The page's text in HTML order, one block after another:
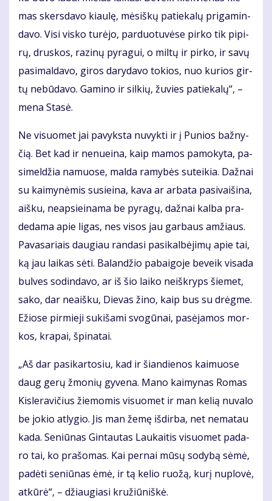
mas skers­da­vo kiau­lę, mė­siš­kų pa­tie­ka­lų pri­ga­min­
da­vo. Vi­si vis­ko tu­rė­jo, par­duo­tu­vė­se pir­ko tik pi­pi­
rų, drus­kos, ra­zi­nų py­ra­gui, o mil­tų ir pir­ko, ir sa­vų
pa­si­mal­da­vo, gi­ros da­ry­da­vo to­kios, nuo ku­rios gir­
tų ne­bū­da­vo. Ga­mi­no ir sil­kių, žu­vies pa­tie­ka­lų“, –
me­na Sta­sė.
Ne vi­suo­met jai pa­vyks­ta nu­vyk­ti ir į Pu­nios baž­ny­
čią. Bet kad ir ne­nu­ei­na, kaip ma­mos pa­mo­ky­ta, pa­
si­mel­džia na­muo­se, mal­da ra­my­bės su­tei­kia. Daž­nai
su kai­my­nė­mis su­si­ei­na, ka­va ar ar­ba­ta pa­si­vai­ši­na,
aiš­ku, neap­si­ei­na­ma be py­ra­gų, daž­nai kal­ba pra­
de­da­ma apie li­gas, nes vi­sos jau gar­baus am­žiaus.
Pa­va­sa­riais dau­giau ran­da­si pa­si­kal­bė­ji­mų apie tai,
ką jau lai­kas sė­ti. Ba­lan­džio pa­bai­go­je be­veik vi­sa­da
bul­ves so­din­da­vo, ar iš šio lai­ko ne­iš­kryps šie­met,
sa­ko, dar ne­aiš­ku, Die­vas ži­no, kaip bus su drėg­me.
Ežio­se pir­mie­ji su­ki­ša­mi svo­gū­nai, pa­sė­ja­mos mor­
kos, kra­pai, špi­na­tai.
„Aš dar pa­si­kar­to­siu, kad ir šian­die­nos kai­muo­se
daug ge­rų žmo­nių gy­ve­na. Ma­no kai­my­nas Ro­mas
Kis­le­ra­vi­čius žie­mo­mis vi­suo­met ir man ke­lią nu­va­lo
be jo­kio at­ly­gio. Jis man že­mę iš­dir­ba, net ne­ma­tau
ka­da. Se­niū­nas Gin­tau­tas Lau­kai­tis vi­suo­met pa­da­
ro tai, ko pra­šo­mas. Kai per­nai mū­sų so­dy­bą sė­mė,
pa­dė­ti se­niū­nas ėmė, ir tą ke­lio ruo­žą, ku­rį nu­plo­vė,
at­kū­rė“, – džiau­gia­si kru­žiū­niš­kė.